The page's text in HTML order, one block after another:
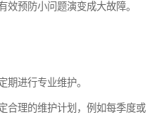
预防小问题演变成大故障。
期进行专业维护。
合理的维护计划，例如每季度或